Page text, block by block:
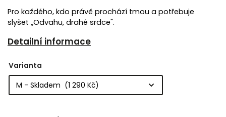
Pro každého, kdo právě prochází tmou a potřebuje
slyšet „Odvahu, drahé srdce".
Detailní informace
Varianta